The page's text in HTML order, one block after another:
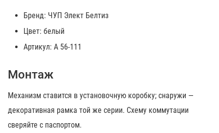
Бренд: ЧУП Элект Белтиз
Цвет: белый
Артикул: А 56-111
Монтаж
Механизм ставится в установочную коробку; снаружи —
декоративная рамка той же серии. Схему коммутации
сверяйте с паспортом.